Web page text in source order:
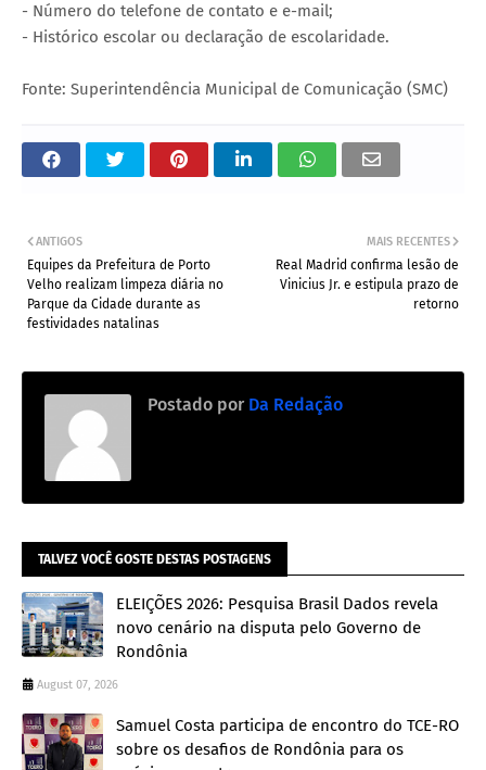
- Número do telefone de contato e e-mail;
- Histórico escolar ou declaração de escolaridade.
Fonte: Superintendência Municipal de Comunicação (SMC)
MAIS RECENTES
Real Madrid confirma lesão de
Vinicius Jr. e estipula prazo de
retorno
ANTIGOS
Equipes da Prefeitura de Porto
Velho realizam limpeza diária no
Parque da Cidade durante as
festividades natalinas
Postado por Da Redação
TALVEZ VOCÊ GOSTE DESTAS POSTAGENS
ELEIÇÕES 2026: Pesquisa Brasil Dados revela
novo cenário na disputa pelo Governo de
Rondônia
August 07, 2026
Samuel Costa participa de encontro do TCE-RO
sobre os desafios de Rondônia para os